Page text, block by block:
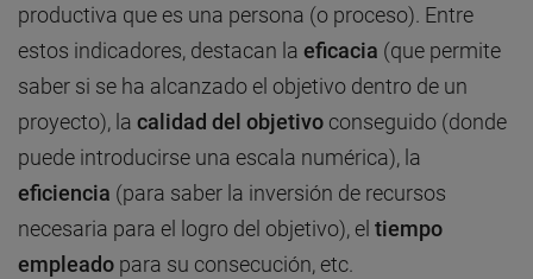
productiva que es una persona (o proceso). Entre
estos indicadores, destacan la eficacia (que permite
saber si se ha alcanzado el objetivo dentro de un
proyecto), la calidad del objetivo conseguido (donde
puede introducirse una escala numérica), la
eficiencia (para saber la inversión de recursos
necesaria para el logro del objetivo), el tiempo
empleado para su consecución, etc.